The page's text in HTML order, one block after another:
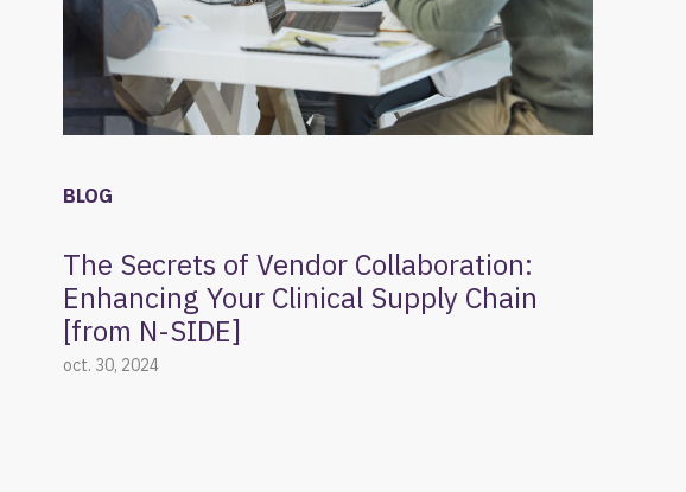
BLOG
The Secrets of Vendor Collaboration:
Enhancing Your Clinical Supply Chain
[from N-SIDE]
oct. 30, 2024